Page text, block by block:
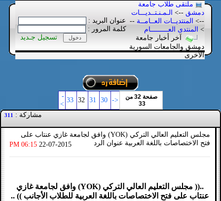
ملتقى طلاب جامعة
دمشق --> الـمـنـتــديـــات
--> المنتديــات العــامــة --
> المنتدى العـــــــــام
آخر أخبار جامعة
دمشق والجامعات السورية
الأُخرى
عنوان البريد :
كلمة المرور :
تسجيل جـديد
صفحة 32 من
33
<-
-
>
مشاركة :
311
مجلس التعليم العالي التركي (YOK) وافق لجامعة غازي عنتاب على
فتح الاختصاصات باللغة العربية عنوان الرد
22-07-2015
06:15 PM
..(( مجلس التعليم العالي التركي (YOK) وافق لجامعة غازي
عنتاب على فتح الاختصاصات باللغة العربية للطلاب الأجانب )) ..